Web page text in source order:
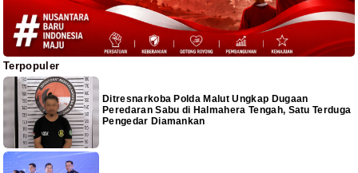
Terpopuler
Ditresnarkoba Polda Malut Ungkap Dugaan
Peredaran Sabu di Halmahera Tengah, Satu Terduga
Pengedar Diamankan